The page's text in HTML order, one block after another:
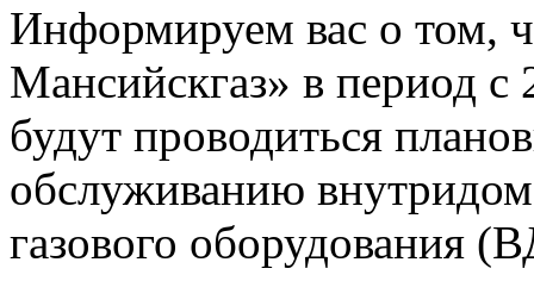
Информируем вас о том,
Мансийскгаз» в период с
будут проводиться
обслуживанию
газового